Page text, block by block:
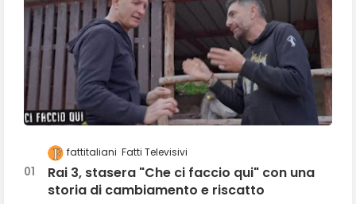
fattitaliani Fatti Televisivi
Rai 3, stasera "Che ci faccio qui" con una
storia di cambiamento e riscatto